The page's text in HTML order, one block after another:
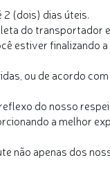
(dois) dias úteis.
do transportador
estiver
ou de acordo
do nosso
a melhor
não apenas dos